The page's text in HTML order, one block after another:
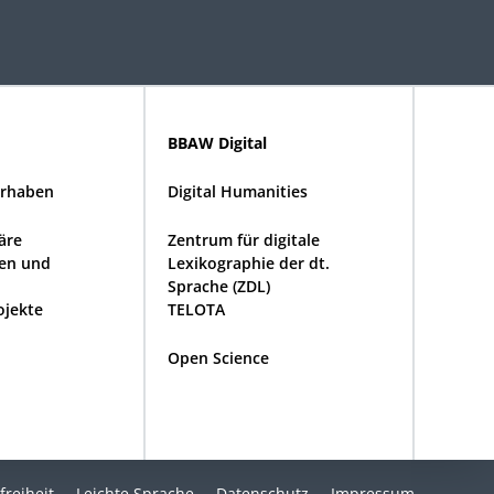
und
BBAW Digital
Digital Humanities
Zentrum für digitale
Lexikographie der dt.
Sprache (ZDL)
TELOTA
Open Science